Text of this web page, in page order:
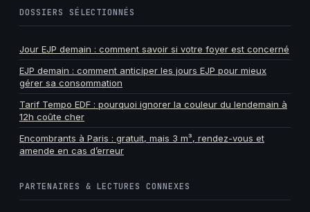
DOSSIERS SÉLECTIONNÉS
Jour EJP demain : comment savoir si votre foyer est concerné
EJP demain : comment anticiper les jours EJP pour mieux
gérer sa consommation
Tarif Tempo EDF : pourquoi ignorer la couleur du lendemain à
12h coûte cher
Encombrants à Paris : gratuit, mais 3 m³, rendez-vous et
amende en cas d’erreur
PARTENAIRES & LECTURES CONNEXES